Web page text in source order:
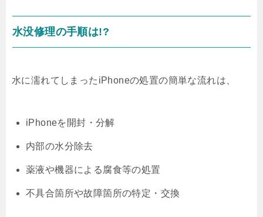
水没修理の手順は!?
水に濡れてしまったiPhoneの処置の簡単な流れは、
iPhoneを開封・分解
内部の水分除去
薬液や機器による腐食等の処置
不具合箇所や故障箇所の特定・交換